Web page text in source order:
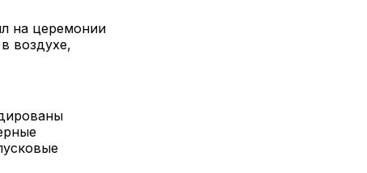
на церемонии
воздухе,